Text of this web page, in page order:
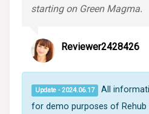
starting on Green Magma.
Reviewer2428426
Update - 2024.06.17
All
for demo purposes of Rehub